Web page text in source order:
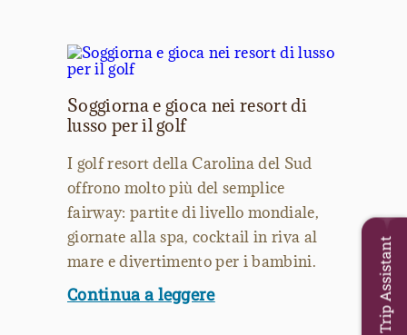
Soggiorna e gioca nei resort di
lusso per il golf
I golf resort della Carolina del Sud
offrono molto più del semplice
fairway: partite di livello mondiale,
giornate alla spa, cocktail in riva al
mare e divertimento per i bambini.
Continua a leggere Trip Assistant